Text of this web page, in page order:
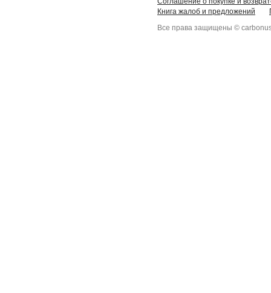
Книга жалоб и предложений
Все права защищены ©